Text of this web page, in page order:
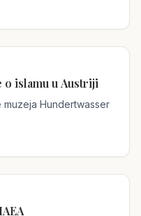
islamu u Austriji
Hundertwasser